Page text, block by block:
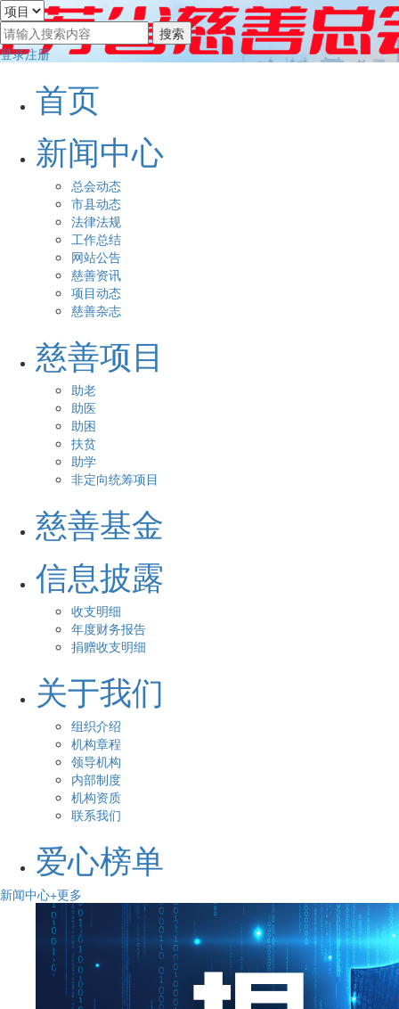
登录注册
首页
新闻中心
总会动态
市县动态
法律法规
工作总结
网站公告
慈善资讯
项目动态
慈善杂志
慈善项目
助老
助医
助困
扶贫
助学
非定向统筹项目
慈善基金
信息披露
收支明细
年度财务报告
捐赠收支明细
关于我们
组织介绍
机构章程
领导机构
内部制度
机构资质
联系我们
爱心榜单
新闻中心+更多